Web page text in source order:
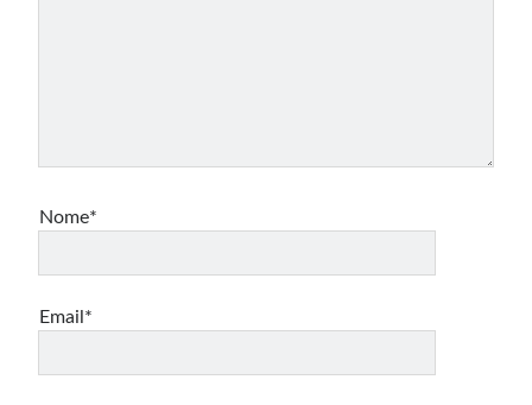
Nome*
Email*